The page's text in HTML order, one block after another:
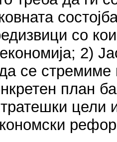
со
2)
се
план
цели